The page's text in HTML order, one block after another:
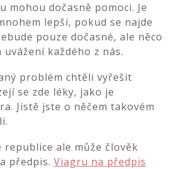
mohou dočasně pomoci. Je
lepší, pokud se najde
pouze dočasné, ale něco
každého z nás.
problém chtěli vyřešit
se zde léky, jako je
Jistě jste o něčem takovém
republice ale může člověk
předpis. Viagru na předpis